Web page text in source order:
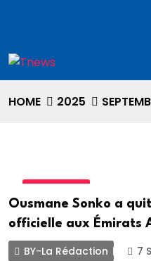
HOME 2025
Ousmane Sonko a
officielle aux Émirats
BY-La Rédaction 7